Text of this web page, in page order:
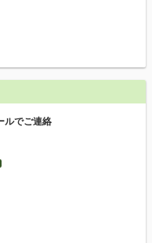
ルでご連絡